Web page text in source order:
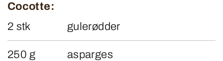
Cocotte:
2 stk
gulerødder
250 g asparges